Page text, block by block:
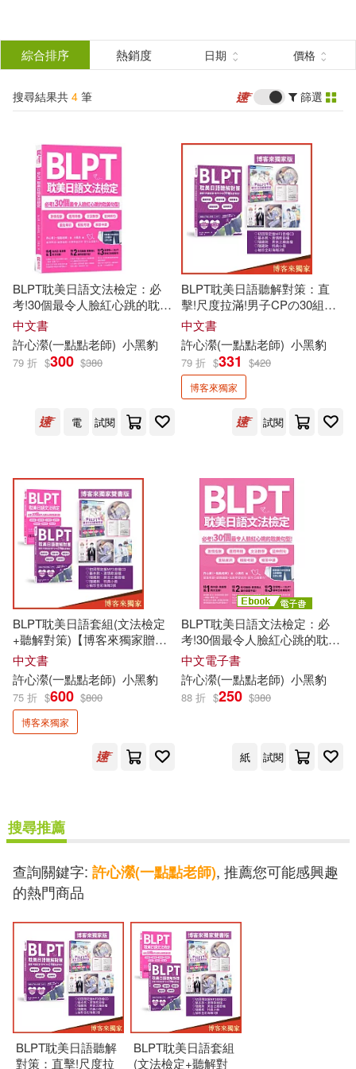
結
分類 (單選)
所有商品(4) 圖書(3)
電子書(1)
作者 (可複選)
許心瀠(一點點老師)(4)
出版社 (可複選)
EZ叢書館(4)
配送方式 (可複選)
可超商取貨(3) 可海外宅配(3)
可港澳店取(3)
可新加坡店取(3)
可菲律賓店取(3)
(可複選)
電子書 (可複選)
適合平板閱讀(1)
其他 (可複選)
綜合排序 熱銷度 日期 價格
搜尋結果共 4 筆 篩選
BLPT耽美日語文法檢定：必
考!30個最令人臉紅心跳的耽美
句型!
中文書
許心瀠(一點點老師) 小黑豹
79 折 $300 $380
電 試閱
BLPT耽美日語聽解對策：直
擊!尺度拉滿!男子CPの30組私
密對話!【博客來獨家贈袖珍全
彩海報三入組】(附QR Code線
上音檔)(首刷限量附好基動CD
珍藏套組)
中文書
許心瀠(一點點老師) 小黑豹
79 折 $331 $420
博客來獨家
試閱
BLPT耽美日語套組(文法檢定
+聽解對策)【博客來獨家贈袖
珍全彩海報三入組】
中文書
許心瀠(一點點老師) 小黑豹
75 折 $600 $800
博客來獨家
BLPT耽美日語文法檢定：必
考!30個最令人臉紅心跳的耽美
句型! (電子書)
中文電子書
許心瀠(一點點老師) 小黑豹
88 折 $250 $380
紙 試閱
搜尋推薦
查詢關鍵字: 許心瀠(一點點老師), 推薦您可能感興趣
的熱門商品
BLPT耽美日語聽解
對策：直擊!尺度拉
BLPT耽美日語套組
(文法檢定+聽解對